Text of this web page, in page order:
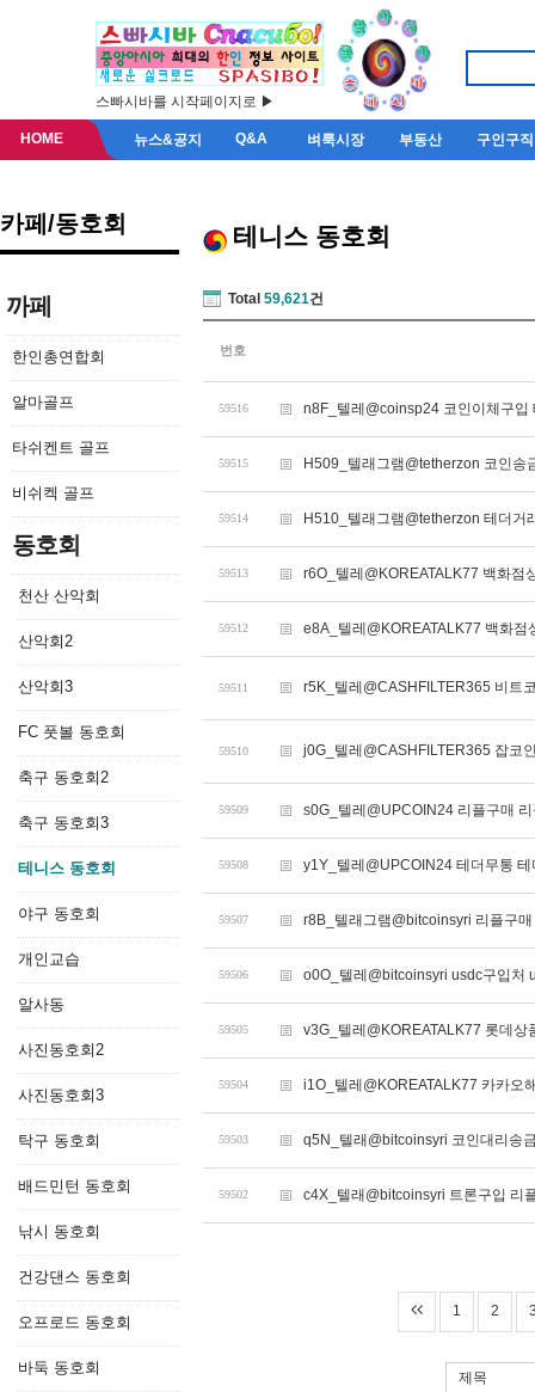
스빠시바를 시작페이지로 ▶
HOME 뉴스&공지 Q&A 벼룩시장 부동산 구인구직
카페/동호회
까페
한인총연합회
알마골프
타쉬켄트 골프
비쉬켁 골프
동호회
천산 산악회
산악회2
산악회3
FC 풋볼 동호회
축구 동호회2
축구 동호회3
테니스 동호회
야구 동호회
개인교습
알사동
사진동호회2
사진동호회3
탁구 동호회
배드민턴 동호회
낚시 동호회
건강댄스 동호회
오프로드 동호회
바둑 동호회
테니스 동호회
Total 59,621건
번호
59516 n8F_텔레@coinsp24 코인이체구입
59515 H509_텔래그램@tetherzon 코인송
59514 H510_텔래그램@tetherzon 테더거
59513 r6O_텔레@KOREATALK77 백화점
59512 e8A_텔레@KOREATALK77 백화
59511 r5K_텔레@CASHFILTER365 비트
59510 j0G_텔레@CASHFILTER365 잡코
59509 s0G_텔레@UPCOIN24 리플구매
59508 y1Y_텔레@UPCOIN24 테더무통
59507 r8B_텔래그램@bitcoinsyri 리플구
59506 o0O_텔레@bitcoinsyri usdc구입처
59505 v3G_텔레@KOREATALK77 롯데상
59504 i1O_텔레@KOREATALK77 카카오
59503 q5N_텔래@bitcoinsyri 코인대리송
59502 c4X_텔래@bitcoinsyri 트론구입 리
1 2
제목